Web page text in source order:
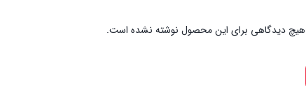
هیچ دیدگاهی برای این محصول نوشته نشده است.